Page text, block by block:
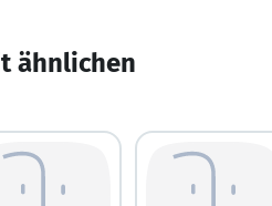
ähnlichen